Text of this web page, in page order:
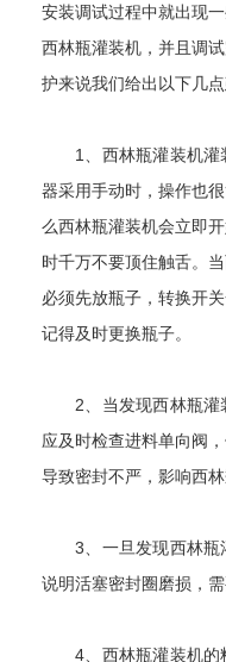
安装调试过程中就出现
西林瓶灌装机，并且调
护来说我们给出以下几点
1、西林瓶灌装机
器采用手动时，操作也
么西林瓶灌装机会立即
时千万不要顶住触舌。
必须先放瓶子，转换开
记得及时更换瓶子。
2、当发现西林瓶灌
应及时检查进料单向阀
导致密封不严，影响西林
3、一旦发现西林瓶
说明活塞密封圈磨损，需
4、西林瓶灌装机